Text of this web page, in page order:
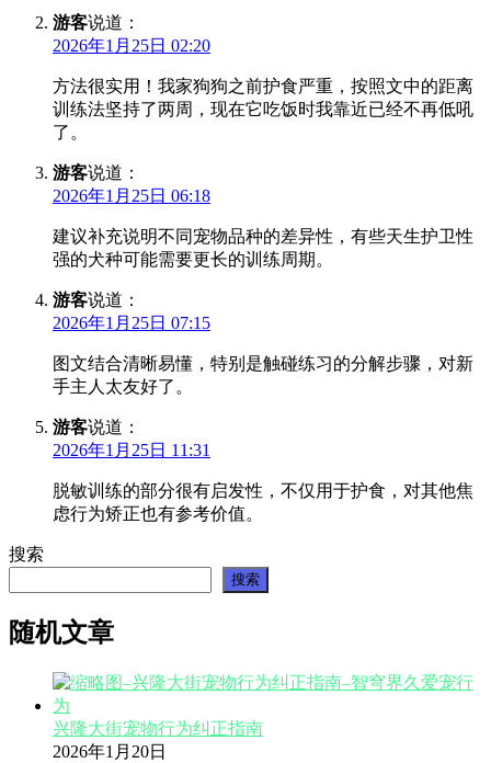
游客说道：
2026年1月25日 02:20
方法很实用！我家狗狗之前护食严重，按照文中的距离
训练法坚持了两周，现在它吃饭时我靠近已经不再低吼
了。
游客说道：
2026年1月25日 06:18
建议补充说明不同宠物品种的差异性，有些天生护卫性
强的犬种可能需要更长的训练周期。
游客说道：
2026年1月25日 07:15
图文结合清晰易懂，特别是触碰练习的分解步骤，对新
手主人太友好了。
游客说道：
2026年1月25日 11:31
脱敏训练的部分很有启发性，不仅用于护食，对其他焦
虑行为矫正也有参考价值。
搜索
搜索
随机文章
兴隆大街宠物行为纠正指南
2026年1月20日